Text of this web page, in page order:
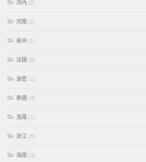
河內 (2)
河南 (2)
泉州 (1)
法國 (5)
波密 (1)
泰國 (4)
洛陽 (1)
浙江 (8)
海南 (3)